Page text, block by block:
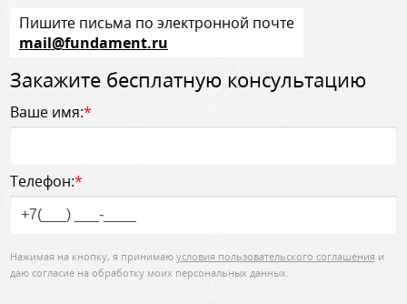
Пишите письма по электронной почте
mail@fundament.ru
Закажите бесплатную консультацию
Ваше имя:*
Телефон:*
Нажимая на кнопку, я принимаю условия пользовательского соглашения и
даю согласие на обработку моих персональных данных.